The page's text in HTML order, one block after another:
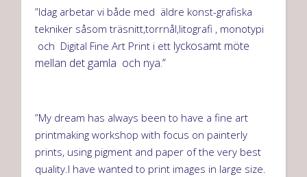
”Idag arbetar vi både med äldre konst-grafiska
tekniker såsom träsnitt,torrnål,litografi , monotypi
och Digital Fine Art Print i ett lyckosamt möte
mellan det gamla och nya.”
”My dream has always been to have a fine art
printmaking workshop with focus on painterly
prints, using pigment and paper of the very best
quality.I have wanted to print images in large size.